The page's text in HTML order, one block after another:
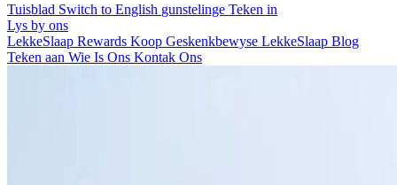
Tuisblad Switch to English gunstelinge Teken in
Lys by ons
LekkeSlaap Rewards Koop Geskenkbewyse LekkeSlaap Blog
Teken aan Wie Is Ons Kontak Ons